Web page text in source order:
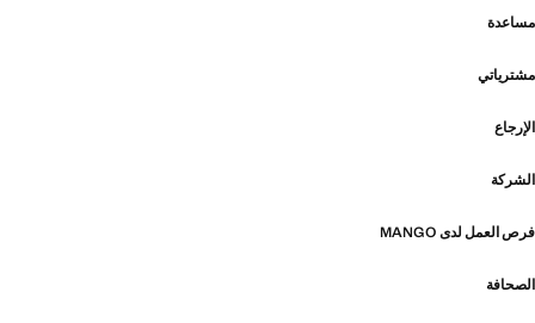
مساعدة
مشترياتي
الإرجاع
الشركة
فرص العمل لدى MANGO
الصحافة